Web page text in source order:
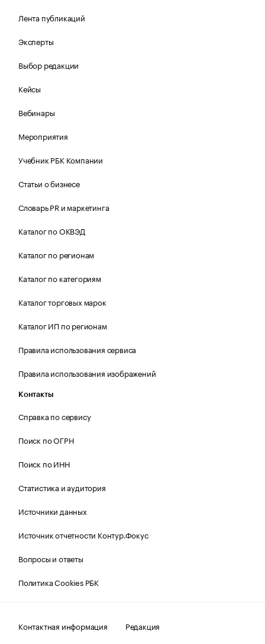
Лента публикаций
Эксперты
Выбор редакции
Кейсы
Вебинары
Мероприятия
Учебник РБК Компании
Статьи о бизнесе
Словарь PR и маркетинга
Каталог по ОКВЭД
Каталог по регионам
Каталог по категориям
Каталог торговых марок
Каталог ИП по регионам
Правила использования сервиса
Правила использования изображений
Контакты
Справка по сервису
Поиск по ОГРН
Поиск по ИНН
Статистика и аудитория
Источники данных
Источник отчетности Контур.Фокус
Вопросы и ответы
Политика Cookies РБК
Контактная информация
Редакция